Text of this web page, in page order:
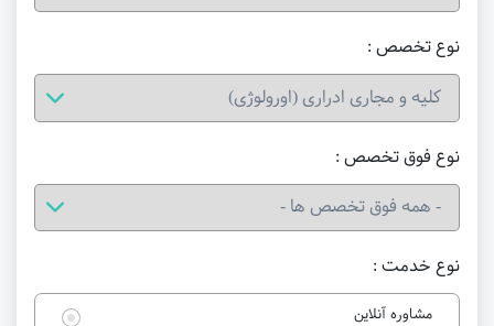
نوع خدمت :
مشاوره آنلاین
نوع تخصص :
نوع فوق تخصص :